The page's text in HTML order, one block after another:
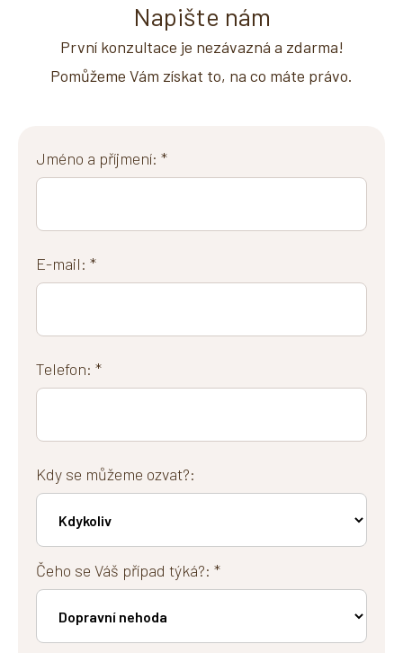
Napište nám
První konzultace je nezávazná a zdarma!
Pomůžeme Vám získat to, na co máte právo.
Jméno a příjmení: *
E-mail: *
Telefon: *
Kdy se můžeme ozvat?:
Čeho se Váš případ týká?: *